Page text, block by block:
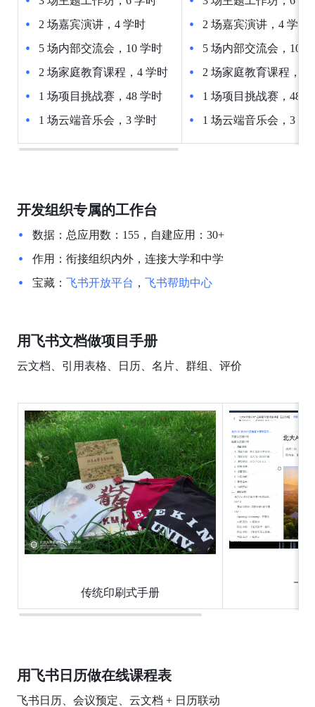
2 场嘉宾演讲，4 学时
5 场内部交流会，10 学时
2 场家庭教育课程，4 学时
1 场项目挑战赛，48 学时
1 场云端音乐会，3 学时
2 场嘉宾演讲，4 学时
5 场内部交流会，10
2 场家庭教育课程，4
1 场项目挑战赛，48
1 场云端音乐会，3
开发组织专属的工作台
数据：总应用数：155，自建应用：30+
作用：衔接组织内外，连接大学和中学
宝藏： 飞书开放平台 ， 飞书帮助中心
用飞书文档做项目手册
云文档、引用表格、日历、名片、群组、评价
传统印刷式手册
用飞书日历做在线课程表
飞书日历、会议预定、云文档 + 日历联动